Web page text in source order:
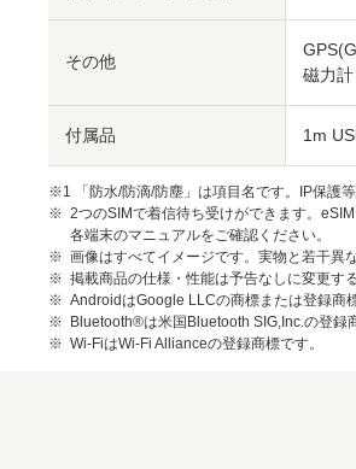
その他
磁力
付属品 1m
※1 「防水/防滴/防塵」は項目名です。IP保護
2つのSIMで着信待ち受けができます。
各端末のマニュアルをご確認ください。
画像はすべてイメージです。実物と若干異
掲載商品の仕様・性能は予告なしに変更す
AndroidはGoogle LLCの商標または登録商
Bluetooth®は米国Bluetooth SIG,Inc.の登録
Wi-FiはWi-Fi Allianceの登録商標です。